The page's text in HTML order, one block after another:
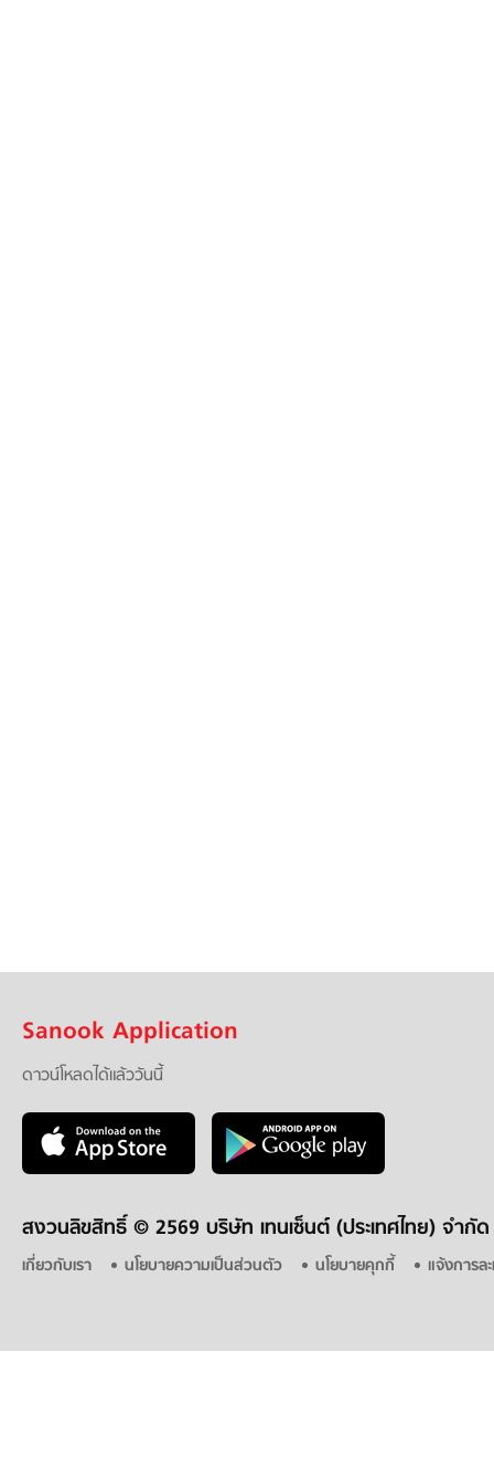
Sanook Application
ดาวน์โหลดได้แล้ววันนี้
สงวนลิขสิทธิ์ © 2569 บริษัท เทนเซ็นต์ (ประเทศไทย) จำกัด
เกี่ยวกับเรา นโยบายความเป็นส่วนตัว นโยบายคุกกี้ แจ้งการล